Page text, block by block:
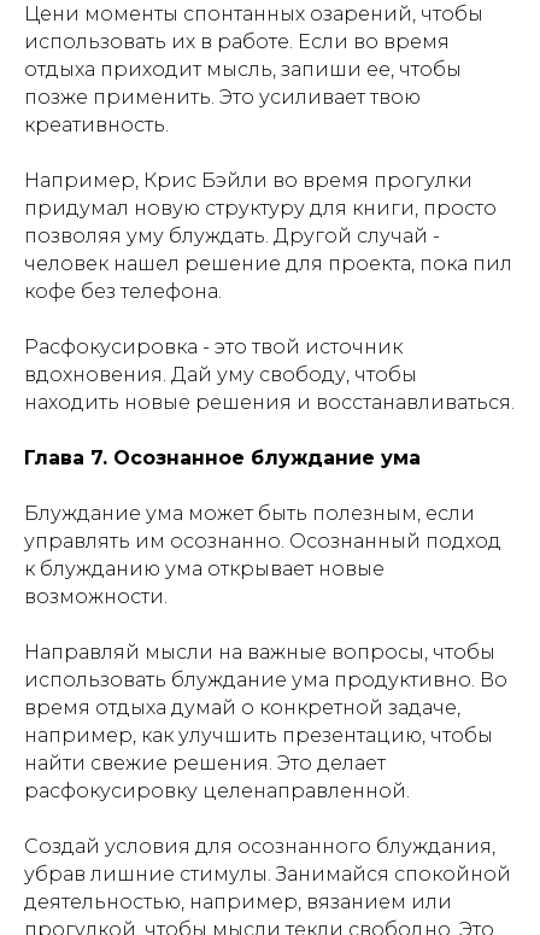
Цени моменты спонтанных озарений, чтобы
использовать их в работе. Если во время
отдыха приходит мысль, запиши ее, чтобы
позже применить. Это усиливает твою
креативность.
Например, Крис Бэйли во время прогулки
придумал новую структуру для книги, просто
позволяя уму блуждать. Другой случай -
человек нашел решение для проекта, пока пил
кофе без телефона.
Расфокусировка - это твой источник
вдохновения. Дай уму свободу, чтобы
находить новые решения и восстанавливаться.
Глава 7. Осознанное блуждание ума
Блуждание ума может быть полезным, если
управлять им осознанно. Осознанный подход
к блужданию ума открывает новые
возможности.
Направляй мысли на важные вопросы, чтобы
использовать блуждание ума продуктивно. Во
время отдыха думай о конкретной задаче,
например, как улучшить презентацию, чтобы
найти свежие решения. Это делает
расфокусировку целенаправленной.
Создай условия для осознанного блуждания,
убрав лишние стимулы. Занимайся спокойной
деятельностью, например, вязанием или
прогулкой, чтобы мысли текли свободно. Это